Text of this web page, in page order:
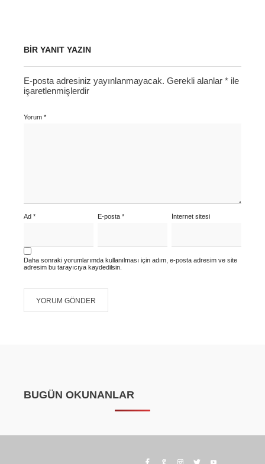
BIR YANIT YAZIN
E-posta adresiniz yayınlanmayacak. Gerekli alanlar * ile
işaretlenmişlerdir
Yorum *
Ad * E-posta* İnternet sitesi
Daha sonraki yorumlarımda kullanılması için adım, e-posta adresim ve site
adresim bu tarayıcıya kaydedilsin.
BUGÜN OKUNANLAR